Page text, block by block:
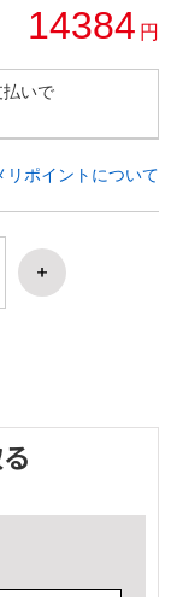
14384 円
払いで
リポイントについて